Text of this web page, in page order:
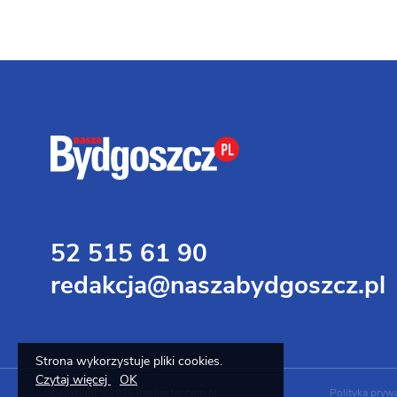
52 515 61 90
redakcja@naszabydgoszcz.pl
Polityka
Strona wykorzystuje pliki cookies.
Czytaj więcej
OK